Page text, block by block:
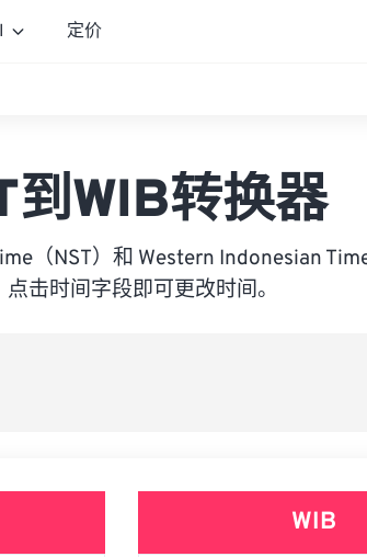
定价
到WIB转换器
（NST）和 Western Indonesian
点击时间字段即可更改时间。
WIB